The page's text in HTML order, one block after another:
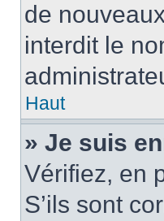
de
interdit le
Haut
» Je suis
Vérifiez, en
S’ils sont